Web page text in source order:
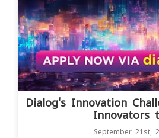
Dialog's Innovation
Innovators
September 21st,